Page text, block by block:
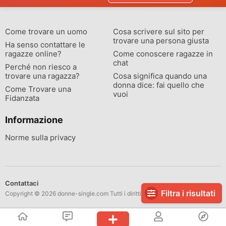
Filtra i risultati
Come trovare un uomo
Ha senso contattare le
ragazze online?
Perché non riesco a
trovare una ragazza?
Come Trovare una
Fidanzata
Cosa scrivere sul sito per
trovare una persona giusta
Come conoscere ragazze in
chat
Cosa significa quando una
donna dice: fai quello che
vuoi
Informazione
Norme sulla privacy
Contattaci
Copyright © 2026 donne-single.com Tutti i diritti riservati.